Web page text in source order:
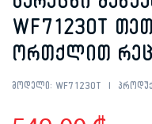
WF71230T
ორთქლით
მოდელი: WF71230T